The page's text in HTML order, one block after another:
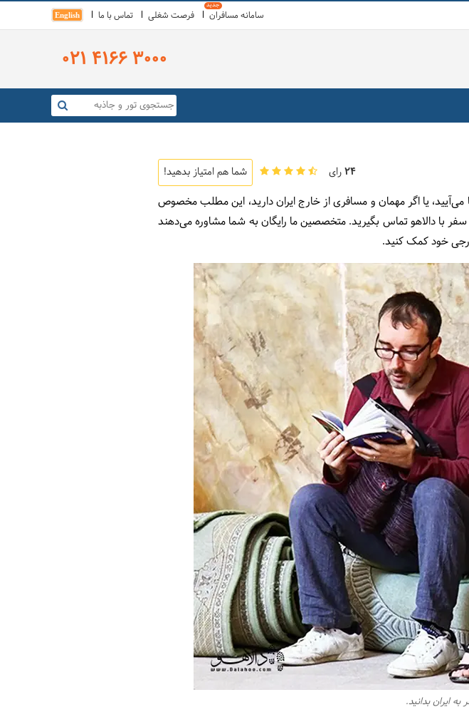
سامانه مسافران فرصت شغلی تماس با ما English
021 4166 3000
24رای شما هم امتیاز بدهید!
یا اگر مهمان و مسافری از خارج ایران دارید، این مطلب مخصوص
با دالاهو تماس بگیرید. متخصصین ما رایگان به شما مشاوره می‌دهند
خود کمک کنید.
ایران بدانید.